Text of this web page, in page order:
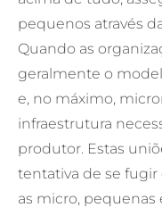
pequenos através
Quando as
geralmente o
e, no máximo,
infraestrutura
produtor. Estas
tentativa de se fugir
as micro, pequenas